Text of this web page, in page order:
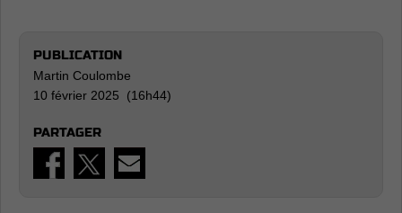
PUBLICATION
Martin Coulombe
10 février 2025 (16h44)
PARTAGER